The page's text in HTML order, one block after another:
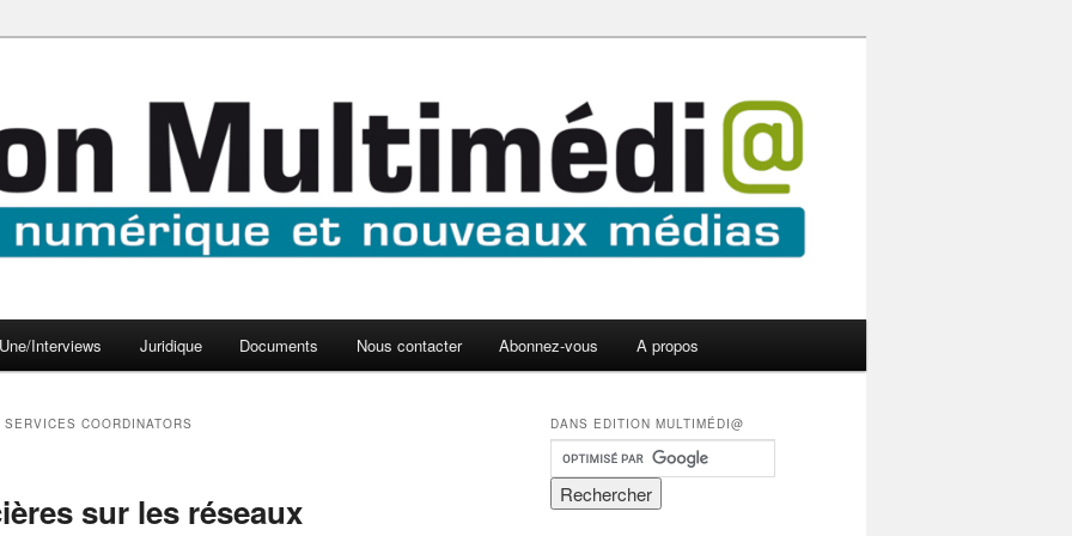
Une/Interviews Juridique Documents Nous contacter Abonnez-vous A propos
SERVICES COORDINATORS
sur les réseaux
DANS EDITION MULTIMÉDI@